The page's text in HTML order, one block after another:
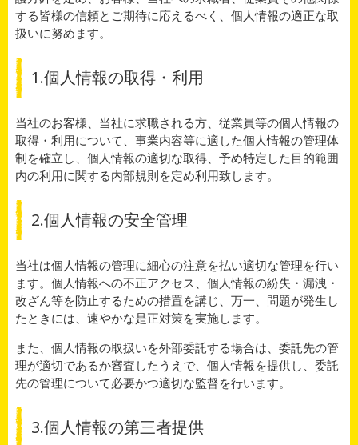
する皆様の信頼とご期待に応えるべく、個人情報の適正な取
扱いに努めます。
1.個人情報の取得・利用
当社のお客様、当社に求職される方、従業員等の個人情報の
取得・利用について、事業内容等に適した個人情報の管理体
制を確立し、個人情報の適切な取得、予め特定した目的範囲
内の利用に関する内部規則を定め利用致します。
2.個人情報の安全管理
当社は個人情報の管理に細心の注意を払い適切な管理を行い
ます。個人情報への不正アクセス、個人情報の紛失・漏洩・
改ざん等を防止するための措置を講じ、万一、問題が発生し
たときには、速やかな是正対策を実施します。
また、個人情報の取扱いを外部委託する場合は、委託先の管
理が適切であるか審査したうえで、個人情報を提供し、委託
先の管理について必要かつ適切な監督を行います。
3.個人情報の第三者提供